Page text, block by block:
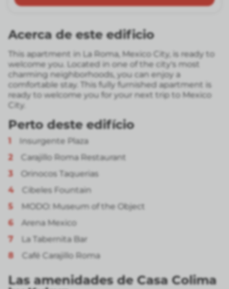
Acerca de este edificio
This apartment in La Roma, Mexico City, is ready to
welcome you. Located in one of the city's most
charming neighborhoods, you can enjoy a
comfortable stay. This fully furnished apartment is
ready to welcome you for your next trip to Mexico
City.
Perto deste edifício
1
Insurgente Plaza
2
Carajillo Roma Restaurant
3
Orinocos Taquerias
4
Cibeles Fountain
5
MODO: Museum of the Object
6
Arena Mexico
7
La Tabernita Bar
8
Café Carajillo Roma
Las amenidades de Casa Colima